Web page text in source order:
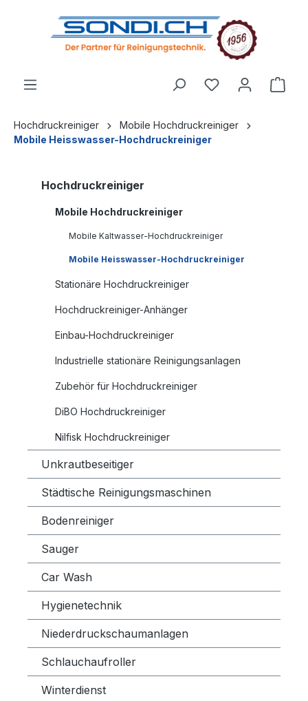
springen
Hochdruckreiniger
Mobile Hochdruckreiniger
Mobile Heisswasser-Hochdruckreiniger
Hochdruckreiniger
Mobile Hochdruckreiniger
Mobile Kaltwasser-Hochdruckreiniger
Mobile Heisswasser-Hochdruckreiniger
Stationäre Hochdruckreiniger
Hochdruckreiniger-Anhänger
Einbau-Hochdruckreiniger
Industrielle stationäre Reinigungsanlagen
Zubehör für Hochdruckreiniger
DiBO Hochdruckreiniger
Nilfisk Hochdruckreiniger
Unkrautbeseitiger
Städtische Reinigungsmaschinen
Bodenreiniger
Sauger
Car Wash
Hygienetechnik
Niederdruckschaumanlagen
Schlauchaufroller
Winterdienst